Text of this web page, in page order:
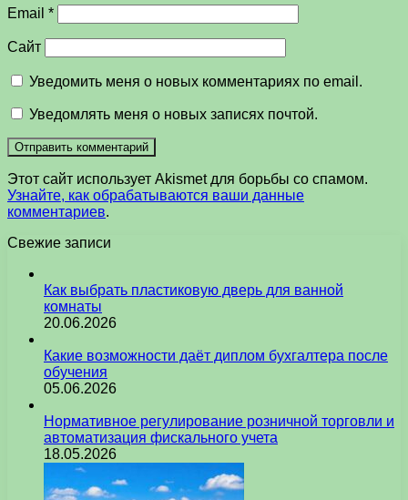
Email *
Сайт
Уведомить меня о новых комментариях по email.
Уведомлять меня о новых записях почтой.
Этот сайт использует Akismet для борьбы со спамом.
Узнайте, как обрабатываются ваши данные
комментариев.
Свежие записи
Как выбрать пластиковую дверь для ванной
комнаты
20.06.2026
Какие возможности даёт диплом бухгалтера после
обучения
05.06.2026
Нормативное регулирование розничной торговли и
автоматизация фискального учета
18.05.2026